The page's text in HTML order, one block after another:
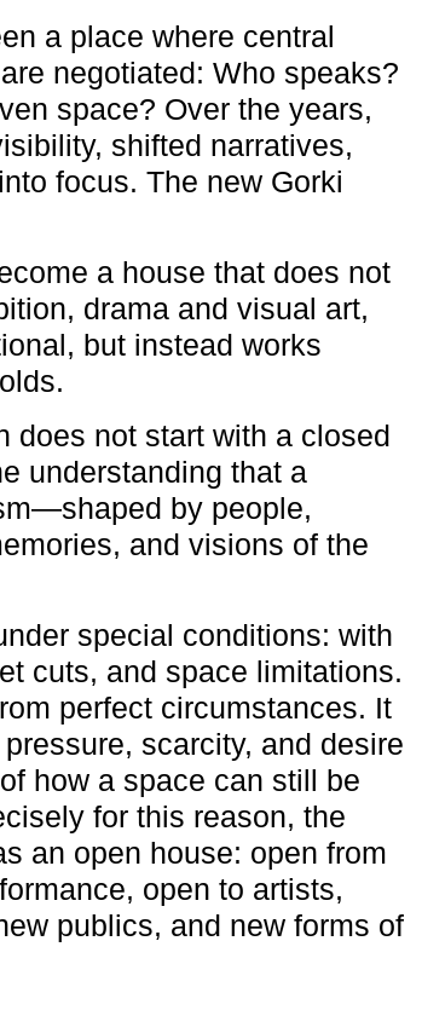
a place where central
negotiated: Who speaks?
space? Over the years,
shifted narratives,
focus. The new Gorki
a house that does not
drama and visual art,
but instead works
does not start with a closed
understanding that a
by people,
and visions of the
special conditions: with
cuts, and space limitations.
perfect circumstances. It
scarcity, and desire
how a space can still be
for this reason, the
an open house: open from
open to artists,
publics, and new forms of